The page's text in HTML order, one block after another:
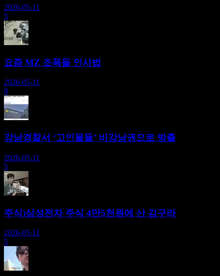
2026-05-11
5
요즘 MZ 조폭들 인사법
2026-05-11
9
강남경찰서 ‘고인물들’ 비강남권으로 방출
2026-05-11
5
주식)삼성전자 주식 4만5천원에 산 김구라
2026-05-11
5